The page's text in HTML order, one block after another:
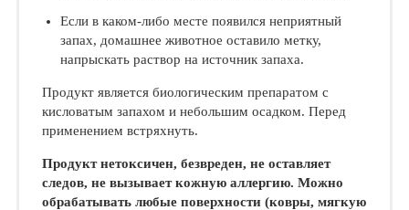
Если в каком-либо месте появился неприятный
запах, домашнее животное оставило метку,
напрыскать раствор на источник за­паха.
Продукт является биологическим препаратом с
кисловатым запахом и небольшим осадком. Перед
применением встряхнуть.
Продукт нетоксичен, безвреден, не оставляет
следов, не вызывает кожную аллергию. Можно
обрабатывать любые поверхности (ковры, мягкую